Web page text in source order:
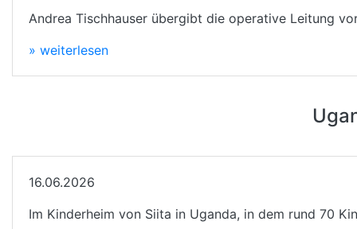
Andrea Tischhauser übergibt die operative Leitung
» weiterlesen
16.06.2026
Im Kinderheim von Siita in Uganda, in dem rund 70